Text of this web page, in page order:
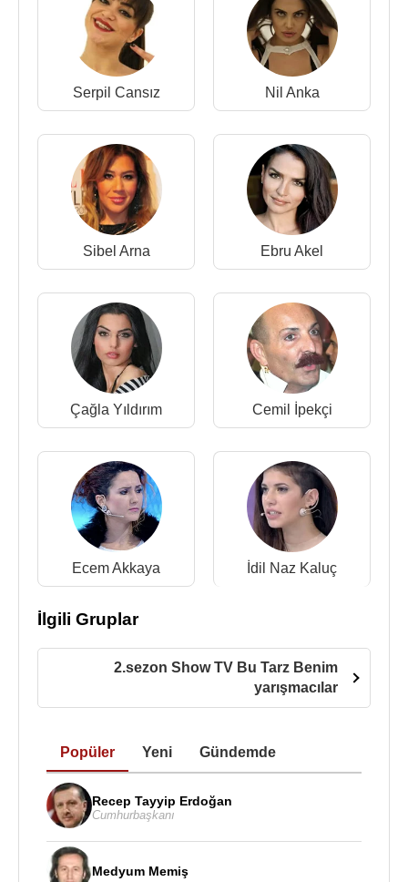
Serpil Cansız Nil Anka
Sibel Arna Ebru Akel
Çağla Yıldırım Cemil İpekçi
Ecem Akkaya İdil Naz Kaluç
İlgili Gruplar
2.sezon Show TV Bu Tarz Benim
yarışmacılar
Popüler Yeni Gündemde
Recep Tayyip Erdoğan
Cumhurbaşkanı
Medyum Memiş